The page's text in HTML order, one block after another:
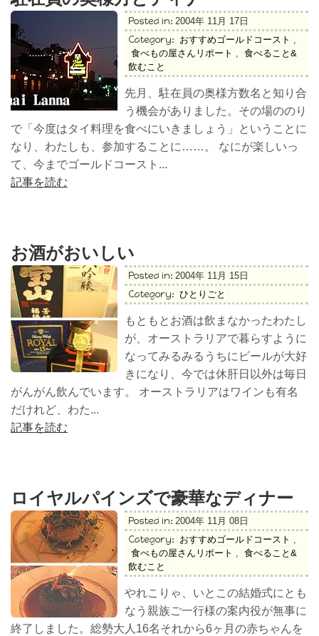
Posted in: 2004年 11月 17日
Category: おすすめゴールドコースト ,
食べもの屋さんリポート , 食べること&
飲むこと
先月、駐在員の奥様方数名と知り合
う機会がありました。その場ののり
で「今度はタイ料理を食べにいきましょう」ということに
なり、わたしも、参加することに……。 なにが楽しいっ
て、今までゴールドコースト...
記事を読む
お酒がおいしい
Posted in: 2004年 11月 15日
Category: ひとりごと
もともとお酒は飲まなかったわたし
が、オーストラリアで暮らすように
なってみるみるうちにビールが大好
きになり、今では休肝日以外は毎日
がんがん飲んでいます。 オーストラリアはワインも有名
だけれど、わた...
記事を読む
ロイヤルパインズで豪華なディナー
Posted in: 2004年 11月 08日
Category: おすすめゴールドコースト ,
食べもの屋さんリポート , 食べること&
飲むこと
やれこりゃ、いとこの結婚式にとも
なう親族ご一行様の案内役が無事に
終了しました。総勢大人16名それから6ヶ月の赤ちゃんを